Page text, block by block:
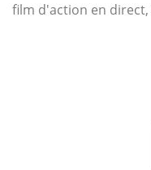
film d'action en